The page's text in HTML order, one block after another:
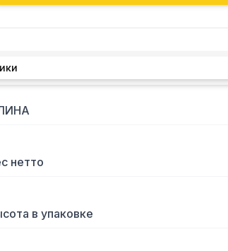
Опоры с регулируемыми ножками
емкости: нержавеющая
нетто
в упаковке